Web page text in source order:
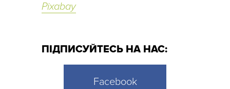
Pixabay
ПІДПИСУЙТЕСЬ НА НАС:
Facebook